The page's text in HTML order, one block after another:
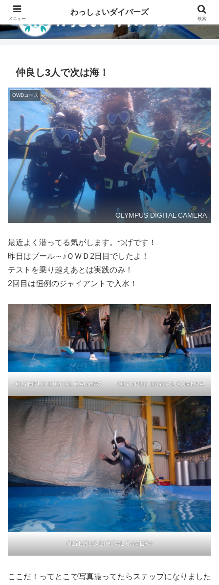
仲良し3人で次は海！
OWDコース
OLYMPUS DIGITAL CAMERA
最近よく潜ってる気がします。つげです！
昨日はプール～♪ＯＷＤ2日目でしたよ！
テストを乗り越えあとは実践のみ！
2回目は恒例のジャイアントで入水！
OLYMPUS DIGITAL CAMERA OLYMPUS DIGITAL CAMERA
OLYMPUS DIGITAL CAMERA
ここだ！ってとこで写真撮ってたらステップになりました
メニュー
わっしょいダイバーズ
検索